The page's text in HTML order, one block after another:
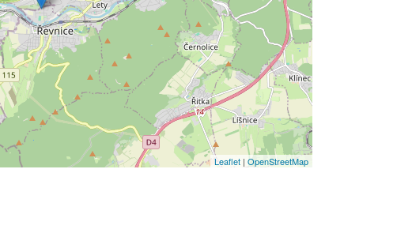
Leaflet| OpenStreetMap